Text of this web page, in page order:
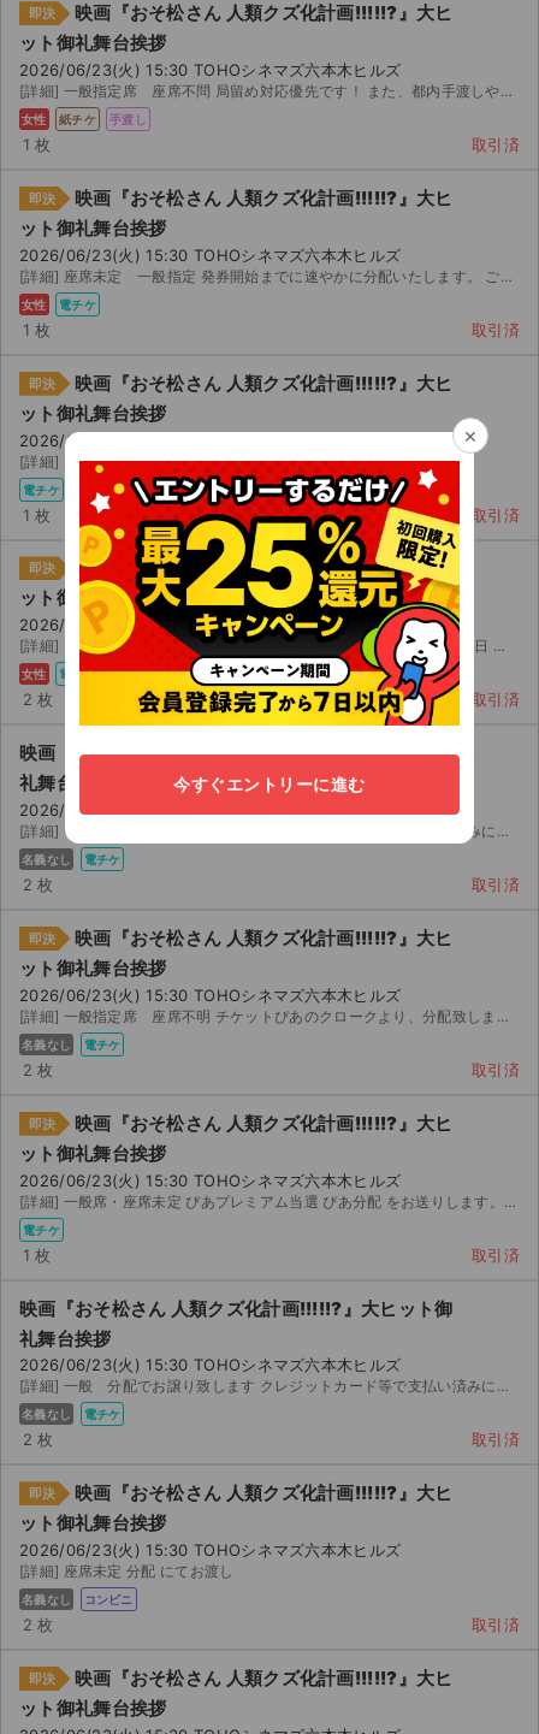
即決
映画『おそ松さん 人類クズ化計画!!!!!?』大ヒ
ット御礼舞台挨拶
2026/06/23(火) 15:30 TOHOシネマズ六本木ヒルズ
[詳細] 一般指定席 座席不問 局留め対応優先です！ また、都内手渡しや都内コインロッカーも対応してます...
女性 紙チケ 手渡し
1 枚 取引済
即決
映画『おそ松さん 人類クズ化計画!!!!!?』大ヒ
ット御礼舞台挨拶
2026/06/23(火) 15:30 TOHOシネマズ六本木ヒルズ
[詳細] 座席未定 一般指定 発券開始までに速やかに分配いたします。 ご自身で発券をお願いいたします。 ...
女性 電チケ
1 枚 取引済
即決
映画『おそ松さん 人類クズ化計画!!!!!?』大ヒ
ット御礼舞台挨拶
2026/06/23(火) 15:30 TOHOシネマズ六本木ヒルズ
[詳細] 座席未定 一般 日 : 頃分配予定
電チケ
1 枚 取引済
即決
映画『おそ松さん 人類クズ化計画!!!!!?』大ヒ
ット御礼舞台挨拶
2026/06/23(火) 15:30 TOHOシネマズ六本木ヒルズ
[詳細] 座席未定 座種一般 即日チケットぴあへ分配いたします。 月 日 時以降に発券をお願いいた...
女性 電チケ
2 枚 取引済
映画『おそ松さん 人類クズ化計画!!!!!?』大ヒット御
礼舞台挨拶
2026/06/23(火) 15:30 TOHOシネマズ六本木ヒルズ
[詳細] 一般 分配でお譲り致します クレジットカード等で支払い済みにて落札申請してくだされば、 分以内...
名義なし 電チケ
2 枚 取引済
即決
映画『おそ松さん 人類クズ化計画!!!!!?』大ヒ
ット御礼舞台挨拶
2026/06/23(火) 15:30 TOHOシネマズ六本木ヒルズ
[詳細] 一般指定席 座席不明 チケットぴあのクロークより、分配致します。 月 日(日) : ...
名義なし 電チケ
2 枚 取引済
即決
映画『おそ松さん 人類クズ化計画!!!!!?』大ヒ
ット御礼舞台挨拶
2026/06/23(火) 15:30 TOHOシネマズ六本木ヒルズ
[詳細] 一般席・座席未定 ぴあプレミアム当選 ぴあ分配 をお送りします。 入場者本人名義のぴあ...
電チケ
1 枚 取引済
映画『おそ松さん 人類クズ化計画!!!!!?』大ヒット御
礼舞台挨拶
2026/06/23(火) 15:30 TOHOシネマズ六本木ヒルズ
[詳細] 一般 分配でお譲り致します クレジットカード等で支払い済みにて落札申請してくだされば、 分以内...
名義なし 電チケ
2 枚 取引済
即決
映画『おそ松さん 人類クズ化計画!!!!!?』大ヒ
ット御礼舞台挨拶
2026/06/23(火) 15:30 TOHOシネマズ六本木ヒルズ
[詳細] 座席未定 分配 にてお渡し
名義なし コンビニ
2 枚 取引済
即決
映画『おそ松さん 人類クズ化計画!!!!!?』大ヒ
ット御礼舞台挨拶
×
今すぐエントリーに進む